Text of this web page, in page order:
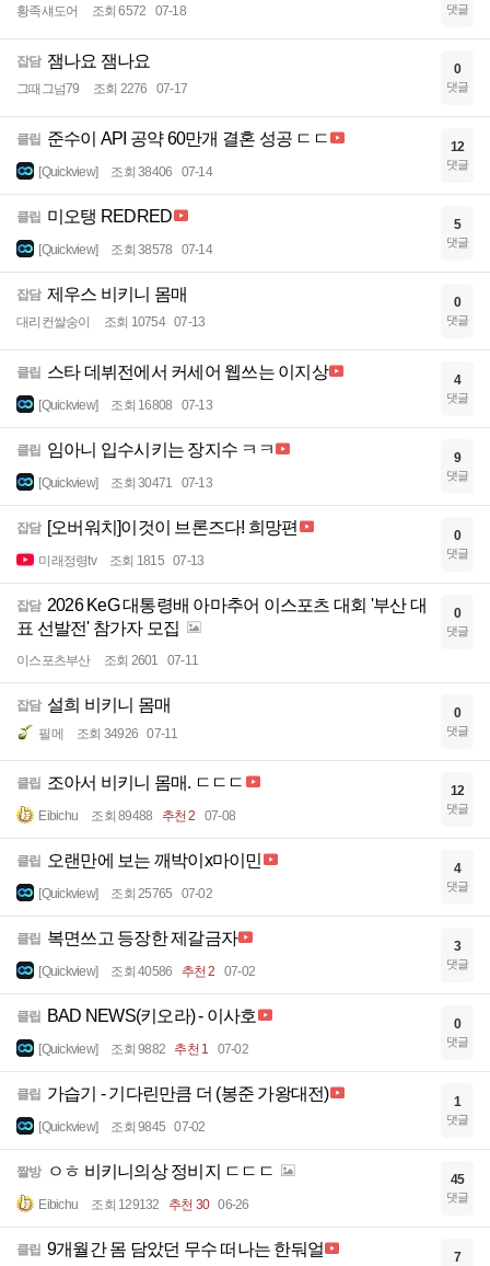
황족섀도어 조회 6572 07-18 댓글
잡담 잼나요 잼나요
그때그넘79 조회 2276 07-17
0
댓글
클립 준수이 API 공약 60만개 결혼 성공 ㄷㄷ
[Quickview] 조회 38406 07-14
12
댓글
클립 미오탱 REDRED
[Quickview] 조회 38578 07-14
5
댓글
잡담 제우스 비키니 몸매
대리컨쌀숭이 조회 10754 07-13
0
댓글
클립 스타 데뷔전에서 커세어 웹쓰는 이지상
[Quickview] 조회 16808 07-13
4
댓글
클립 임아니 입수시키는 장지수 ㅋㅋ
[Quickview] 조회 30471 07-13
9
댓글
잡담 [오버워치]이것이 브론즈다! 희망편
미래정령tv 조회 1815 07-13
0
댓글
잡담 2026 KeG 대통령배 아마추어 이스포츠 대회 '부산 대
표 선발전' 참가자 모집
이스포츠부산 조회 2601 07-11
0
댓글
잡담 설희 비키니 몸매
필메 조회 34926 07-11
0
댓글
클립 조아서 비키니 몸매. ㄷㄷㄷ
Eibichu 조회 89488 추천 2 07-08
12
댓글
클립 오랜만에 보는 깨박이x마이민
[Quickview] 조회 25765 07-02
4
댓글
클립 복면쓰고 등장한 제갈금자
[Quickview] 조회 40586 추천 2 07-02
3
댓글
클립 BAD NEWS(키오라) - 이사호
[Quickview] 조회 9882 추천 1 07-02
0
댓글
클립 가습기 - 기다린만큼 더 (봉준 가왕대전)
[Quickview] 조회 9845 07-02
1
댓글
짤방 ㅇㅎ 비키니의상 정비지 ㄷㄷㄷ
Eibichu 조회 129132 추천 30 06-26
45
댓글
클립 9개월간 몸 담았던 무수 떠나는 한둬얼 7